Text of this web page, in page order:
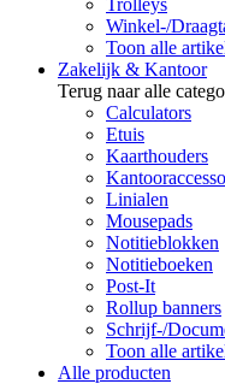
Trolleys
Winkel-/
Toon alle
Zakelijk & Kantoor
Terug naar alle
Calculators
Etuis
Kaarthouders
Linialen
Mousepads
Notitieblokken
Notitieboeken
Post-It
Rollup banners
Schrijf-/
Toon alle
Alle producten